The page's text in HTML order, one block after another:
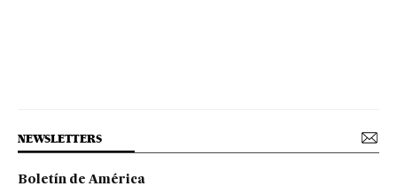
NEWSLETTERS
Boletín de América